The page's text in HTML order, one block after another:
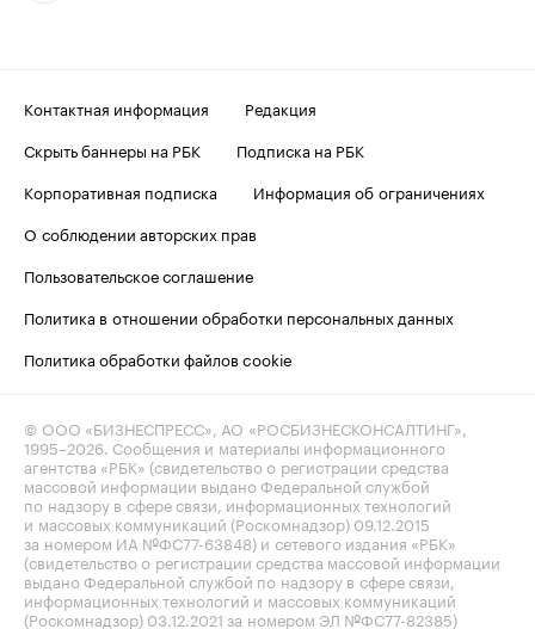
Контактная информация
Редакция
Скрыть баннеры на РБК
Подписка на РБК
Корпоративная подписка
Информация об ограничениях
О соблюдении авторских прав
Пользовательское соглашение
Политика в отношении обработки персональных данных
Политика обработки файлов cookie
© ООО «БИЗНЕСПРЕСС», АО «РОСБИЗНЕСКОНСАЛТИНГ»,
1995–2026 . Сообщения и материалы информационного
агентства «РБК» (свидетельство о регистрации средства
массовой информации выдано Федеральной службой
по надзору в сфере связи, информационных технологий
и массовых коммуникаций (Роскомнадзор) 09.12.2015
за номером ИА №ФС77-63848) и сетевого издания «РБК»
(свидетельство о регистрации средства массовой информации
выдано Федеральной службой по надзору в сфере связи,
информационных технологий и массовых коммуникаций
(Роскомнадзор) 03.12.2021 за номером ЭЛ №ФС77-82385)